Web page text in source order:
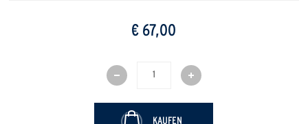
€ 67,00
KAUFEN